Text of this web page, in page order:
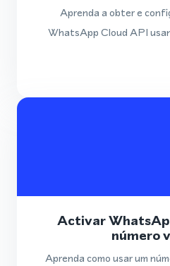
Aprenda a obter e
WhatsApp Cloud API
Activar
número
Aprenda como usar um